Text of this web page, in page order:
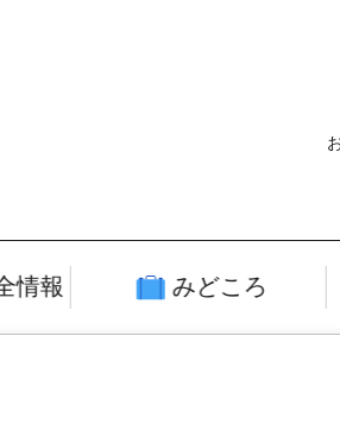
情報 みどころ